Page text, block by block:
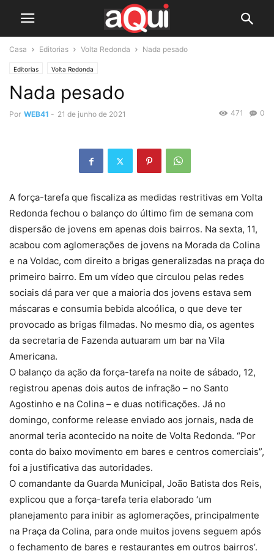
Casa Editorias Volta Redonda Nada pesado
Editorias Volta Redonda
Nada pesado
Por WEB41 - 21 de junho de 2021 0
471
A força-tarefa que fiscaliza as medidas restritivas em Volta
Redonda fechou o balanço do último fim de semana com
dispersão de jovens em apenas dois bairros. Na sexta, 11,
acabou com aglomerações de jovens na Morada da Colina
e na Voldac, com direito a brigas generalizadas na praça do
primeiro bairro. Em um vídeo que circulou pelas redes
sociais dá para ver que a maioria dos jovens estava sem
máscaras e consumia bebida alcoólica, o que deve ter
provocado as brigas filmadas. No mesmo dia, os agentes
da secretaria de Fazenda autuaram um bar na Vila
Americana.
O balanço da ação da força-tarefa na noite de sábado, 12,
registrou apenas dois autos de infração – no Santo
Agostinho e na Colina – e duas notificações. Já no
domingo, conforme release enviado aos jornais, nada de
anormal teria acontecido na noite de Volta Redonda. “Por
conta do baixo movimento em bares e centros comerciais”,
foi a justificativa das autoridades.
O comandante da Guarda Municipal, João Batista dos Reis,
explicou que a força-tarefa teria elaborado ‘um
planejamento para inibir as aglomerações, principalmente
na Praça da Colina, para onde muitos jovens seguem após
o fechamento de bares e restaurantes em outros bairros’.